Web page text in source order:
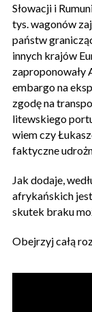
Słowacji i
tys. wagonów
państw
innych krajów
zaproponowały
embargo na
zgodę na
litewskiego
wiem czy
faktyczne
Jak dodaje,
afrykańskich
skutek braku
Obejrzyj całą